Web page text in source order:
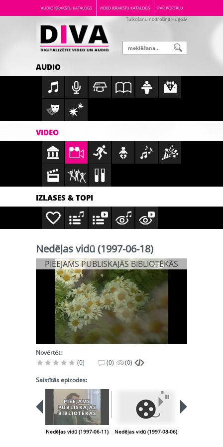
AUDIO IERAKSTU KATALOGS VIDEO IERAKSTU KATALOGS PAR PORTĀLU
Tulkošanu nodrošina Hugo.lv
AUDIO
VIDEO
IZLASES & TOPI
Nedēļas vidū (1997-06-18)
PIEEJAMS PUBLISKAJĀS BIBLIOTĒKĀS
Novērtēt:
(0)
(0) (0)
Saistītās epizodes:
PIEEJAMS
PUBLISKAJĀS
BIBLIOTĒKĀS
Nedēļas vidū (1997-06-11) Nedēļas vidū (1997-08-06)